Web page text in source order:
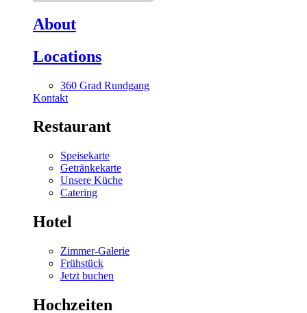
About
Locations
360 Grad Rundgang
Kontakt
Restaurant
Speisekarte
Getränkekarte
Unsere Küche
Catering
Hotel
Zimmer-Galerie
Frühstück
Jetzt buchen
Hochzeiten